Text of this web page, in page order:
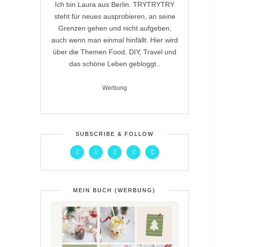
Ich bin Laura aus Berlin. TRYTRYTRY
steht für neues ausprobieren, an seine
Grenzen gehen und nicht aufgeben,
auch wenn man einmal hinfällt. Hier wird
über die Themen Food, DIY, Travel und
das schöne Leben gebloggt..
Werbung
SUBSCRIBE & FOLLOW
MEIN BUCH (WERBUNG)